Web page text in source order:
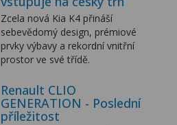
Zcela nová Kia K4 přináší
sebevědomý design, prémiové
prvky výbavy a rekordní vnitřní
prostor ve své třídě.
Renault CLIO
GENERATION - Poslední
příležitost